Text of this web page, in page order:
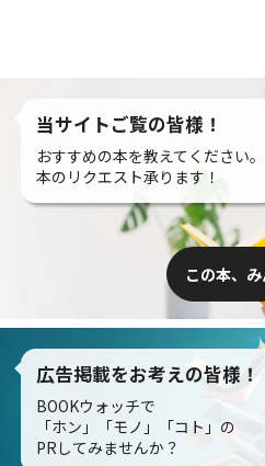
当サイトご覧の皆様！
おすすめの本を教えてください。
本のリクエスト承ります！
この本、
広告掲載をお考えの皆様！
BOOKウォッチで
「ホン」「モノ」「コト」の
PRしてみませんか？